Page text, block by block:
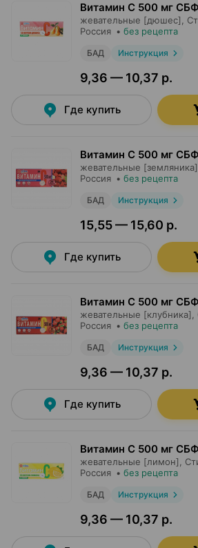
Витамин C 500 мг
жевательные [дюшес],
Россия • без рецепта
БАД Инструкция
9,36 — 10,37 р.
Где купить
Витамин C 500 мг
жевательные [земляника],
Россия • без рецепта
БАД Инструкция
15,55 — 15,60 р.
Где купить
Витамин C 500 мг
жевательные [клубника],
Россия • без рецепта
БАД Инструкция
9,36 — 10,37 р.
Где купить
Витамин C 500 мг
жевательные [лимон],
Россия • без рецепта
БАД Инструкция
9,36 — 10,37 р.